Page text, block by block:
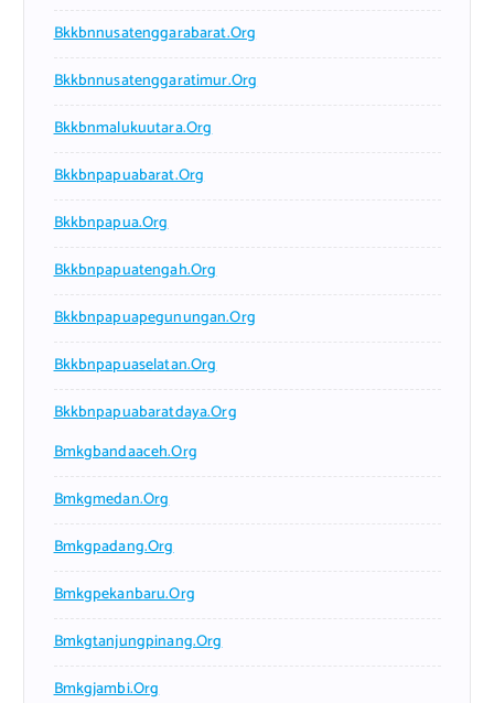
Bkkbnnusatenggarabarat.org
Bkkbnnusatenggaratimur.org
Bkkbnmalukuutara.org
Bkkbnpapuabarat.org
Bkkbnpapua.org
Bkkbnpapuatengah.org
Bkkbnpapuapegunungan.org
Bkkbnpapuaselatan.org
Bkkbnpapuabaratdaya.org
Bmkgbandaaceh.org
Bmkgmedan.org
Bmkgpadang.org
Bmkgpekanbaru.org
Bmkgtanjungpinang.org
Bmkgjambi.org